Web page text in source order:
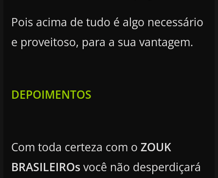
Pois acima de tudo é algo necessário
e proveitoso, para a sua vantagem.
DEPOIMENTOS
Com toda certeza com o ZOUK
BRASILEIROsvocê não desperdiçará